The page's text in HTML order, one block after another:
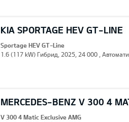
KIA SPORTAGE HEV GT-LINE
Sportage HEV GT-Line
1.6 (117 kW) Гибрид, 2025, 24 000 ,
MERCEDES-BENZ V 300 4
V 300 4 Matic Exclusive AMG